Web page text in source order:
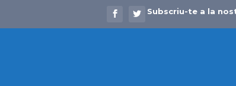
Subscriu-te a la